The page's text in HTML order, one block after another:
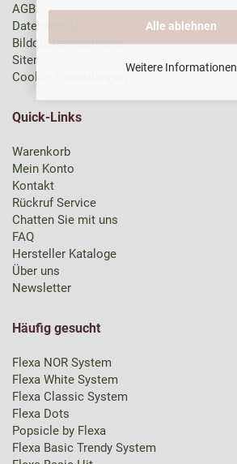
Alle ablehnen
Weitere Informationen
AGB
Datenschutz
Bildquellennachweis
Sitemap
Cookie Einstellungen
Quick-Links
Warenkorb
Mein Konto
Kontakt
Rückruf Service
Chatten Sie mit uns
FAQ
Hersteller Kataloge
Über uns
Newsletter
Häufig gesucht
Flexa NOR System
Flexa White System
Flexa Classic System
Flexa Dots
Popsicle by Flexa
Flexa Basic Trendy System